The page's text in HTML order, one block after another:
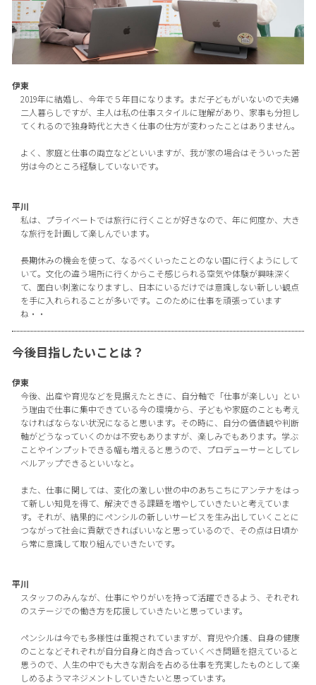
伊東
2019年に結婚し、今年で５年目になります。まだ子どもがいないので夫婦
二人暮らしですが、主人は私の仕事スタイルに理解があり、家事も分担し
てくれるので独身時代と大きく仕事の仕方が変わったことはありません。
よく、家庭と仕事の両立などといいますが、我が家の場合はそういった苦
労は今のところ経験していないです。
平川
私は、プライベートでは旅行に行くことが好きなので、年に何度か、大き
な旅行を計画して楽しんでいます。
長期休みの機会を使って、なるべくいったことのない国に行くようにして
いて。文化の違う場所に行くからこそ感じられる空気や体験が興味深く
て、面白い刺激になりますし、日本にいるだけでは意識しない新しい観点
を手に入れられることが多いです。このために仕事を頑張っています
ね・・
今後目指したいことは？
伊東
今後、出産や育児などを見据えたときに、自分軸で「仕事が楽しい」とい
う理由で仕事に集中できている今の環境から、子どもや家庭のことも考え
なければならない状況になると思います。その時に、自分の価値観や判断
軸がどうなっていくのかは不安もありますが、楽しみでもあります。学ぶ
ことやインプットできる幅も増えると思うので、プロデューサーとしてレ
ベルアップできるといいなと。
また、仕事に関しては、変化の激しい世の中のあちこちにアンテナをはっ
て新しい知見を得て、解決できる課題を増やしていきたいと考えていま
す。それが、結果的にペンシルの新しいサービスを生み出していくことに
つながって社会に貢献できればいいなと思っているので、その点は日頃か
ら常に意識して取り組んでいきたいです。
平川
スタッフのみんなが、仕事にやりがいを持って活躍できるよう、それぞれ
のステージでの働き方を応援していきたいと思っています。
ペンシルは今でも多様性は重視されていますが、育児や介護、自身の健康
のことなどそれぞれが自分自身と向き合っていくべき問題を抱えていると
思うので、人生の中でも大きな割合を占める仕事を充実したものとして楽
しめるようマネジメントしていきたいと思っています。